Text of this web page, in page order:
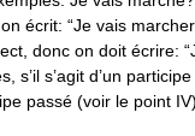
écrit: “Je vais
donc on doit écrire:
s’il s’agit d’un
passé (voir le point